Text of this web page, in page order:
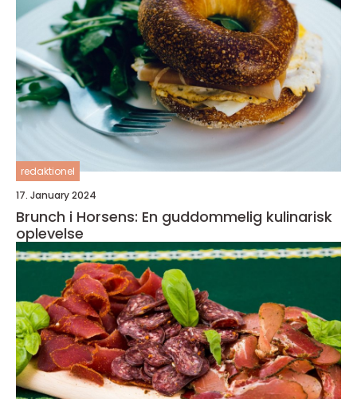
redaktionel
17. January 2024
Brunch i Horsens: En guddommelig kulinarisk
oplevelse